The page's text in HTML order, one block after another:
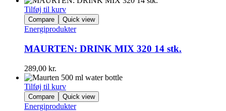
Tilføj til kurv
Compare Quick view
Energiprodukter
MAURTEN: DRINK MIX 320 14 stk.
289,00 kr.
Tilføj til kurv
Compare Quick view
Energiprodukter